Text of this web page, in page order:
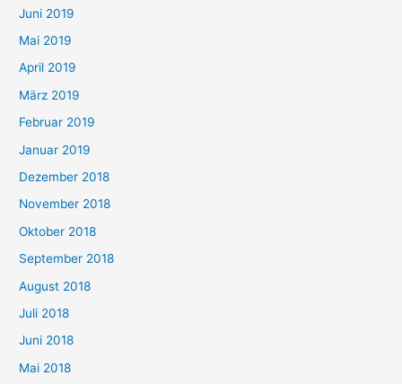
Juni 2019
Mai 2019
April 2019
März 2019
Februar 2019
Januar 2019
Dezember 2018
November 2018
Oktober 2018
September 2018
August 2018
Juli 2018
Juni 2018
Mai 2018